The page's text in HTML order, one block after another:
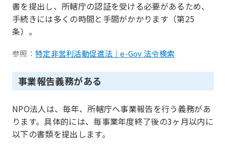
書を提出し、所轄庁の認証を受ける必要があるため、
手続きには多くの時間と手間がかかります（第25
条）。
参照： 特定非営利活動促進法｜e-Gov 法令検索
事業報告義務がある
NPO法人は、毎年、所轄庁へ事業報告を行う義務があ
ります。具体的には、毎事業年度終了後の3ヶ月以内に
以下の書類を提出します。